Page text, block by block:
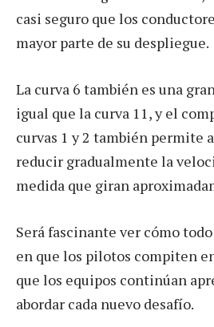
casi seguro que los
mayor parte de su despliegue.
La curva 6 también es una
igual que la curva 11, y el
curvas 1 y 2 también permite
reducir gradualmente la
medida que giran
Será fascinante ver cómo
en que los pilotos compiten
que los equipos continúan
abordar cada nuevo desafío.